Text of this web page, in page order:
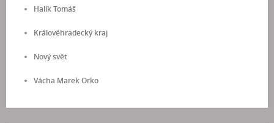
Halík Tomáš
Královéhradecký kraj
Nový svět
Vácha Marek Orko